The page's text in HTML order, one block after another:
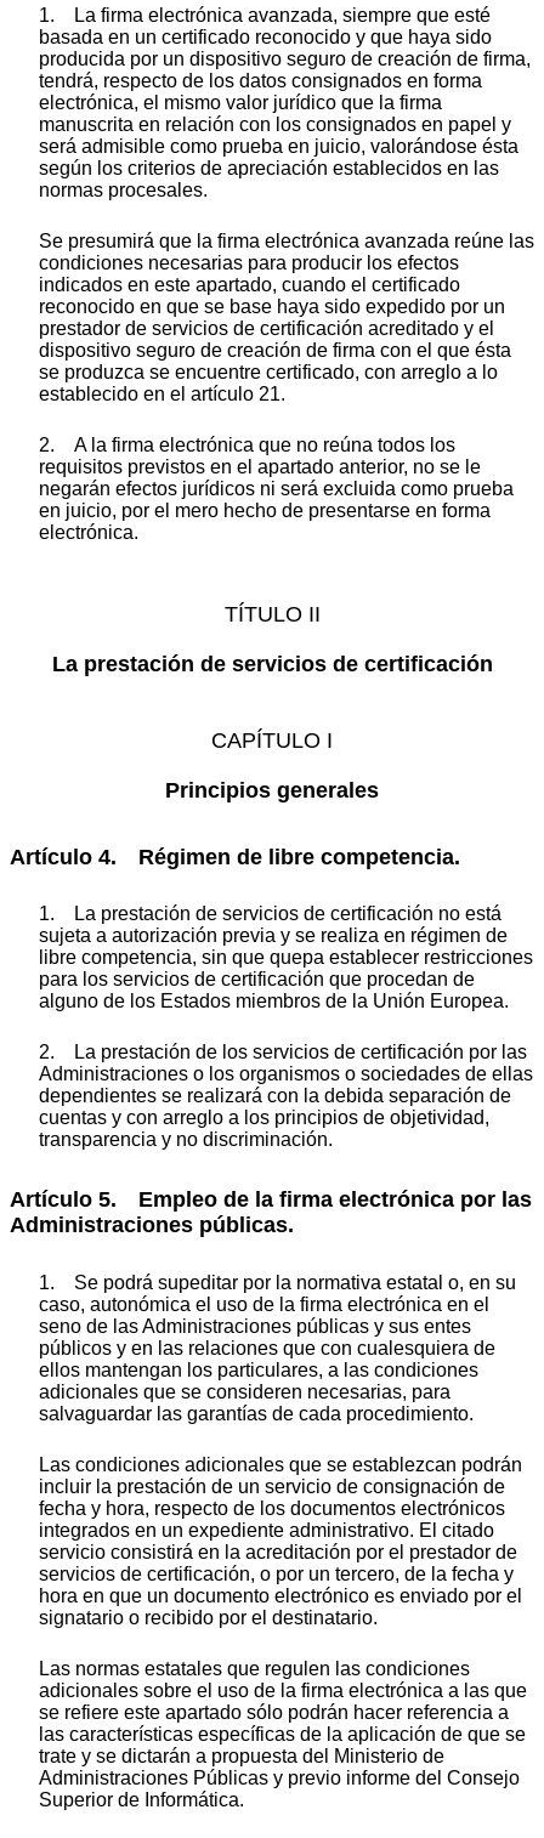
1. La firma electrónica avanzada, siempre que esté
basada en un certificado reconocido y que haya sido
producida por un dispositivo seguro de creación de firma,
tendrá, respecto de los datos consignados en forma
electrónica, el mismo valor jurídico que la firma
manuscrita en relación con los consignados en papel y
será admisible como prueba en juicio, valorándose ésta
según los criterios de apreciación establecidos en las
normas procesales.
Se presumirá que la firma electrónica avanzada reúne las
condiciones necesarias para producir los efectos
indicados en este apartado, cuando el certificado
reconocido en que se base haya sido expedido por un
prestador de servicios de certificación acreditado y el
dispositivo seguro de creación de firma con el que ésta
se produzca se encuentre certificado, con arreglo a lo
establecido en el artículo 21.
2. A la firma electrónica que no reúna todos los
requisitos previstos en el apartado anterior, no se le
negarán efectos jurídicos ni será excluida como prueba
en juicio, por el mero hecho de presentarse en forma
electrónica.
TÍTULO II
La prestación de servicios de certificación
CAPÍTULO I
Principios generales
Artículo 4. Régimen de libre competencia.
1. La prestación de servicios de certificación no está
sujeta a autorización previa y se realiza en régimen de
libre competencia, sin que quepa establecer restricciones
para los servicios de certificación que procedan de
alguno de los Estados miembros de la Unión Europea.
2. La prestación de los servicios de certificación por las
Administraciones o los organismos o sociedades de ellas
dependientes se realizará con la debida separación de
cuentas y con arreglo a los principios de objetividad,
transparencia y no discriminación.
Artículo 5. Empleo de la firma electrónica por las
Administraciones públicas.
1. Se podrá supeditar por la normativa estatal o, en su
caso, autonómica el uso de la firma electrónica en el
seno de las Administraciones públicas y sus entes
públicos y en las relaciones que con cualesquiera de
ellos mantengan los particulares, a las condiciones
adicionales que se consideren necesarias, para
salvaguardar las garantías de cada procedimiento.
Las condiciones adicionales que se establezcan podrán
incluir la prestación de un servicio de consignación de
fecha y hora, respecto de los documentos electrónicos
integrados en un expediente administrativo. El citado
servicio consistirá en la acreditación por el prestador de
servicios de certificación, o por un tercero, de la fecha y
hora en que un documento electrónico es enviado por el
signatario o recibido por el destinatario.
Las normas estatales que regulen las condiciones
adicionales sobre el uso de la firma electrónica a las que
se refiere este apartado sólo podrán hacer referencia a
las características específicas de la aplicación de que se
trate y se dictarán a propuesta del Ministerio de
Administraciones Públicas y previo informe del Consejo
Superior de Informática.